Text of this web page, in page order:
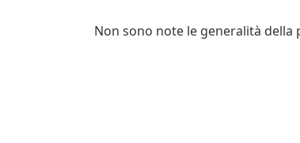
Non sono note le generalità della